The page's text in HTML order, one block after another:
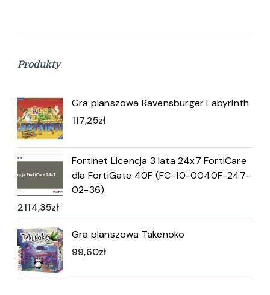
Produkty
Gra planszowa Ravensburger Labyrinth
117,25zł
Fortinet Licencja 3 lata 24x7 FortiCare
dla FortiGate 40F (FC-10-0040F-247-
02-36)
2114,35zł
Gra planszowa Takenoko
99,60zł